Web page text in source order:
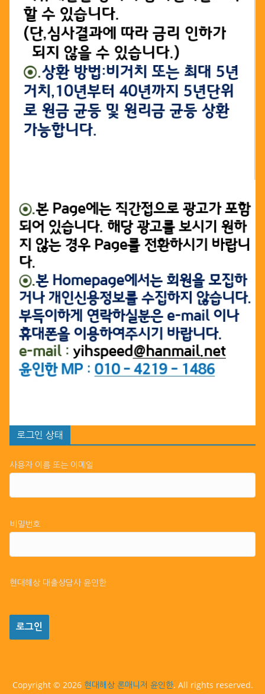
로그인 상태
사용자 이름 또는 이메일
비밀번호
현대해상 대출상담사 윤인한
Copyright © 2026 현대해상 론매니저 윤인한. All rights reserved.